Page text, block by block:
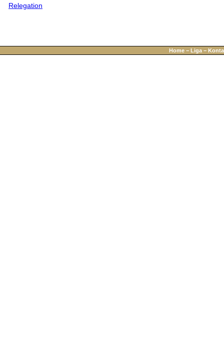
Relegation
Home − Liga −